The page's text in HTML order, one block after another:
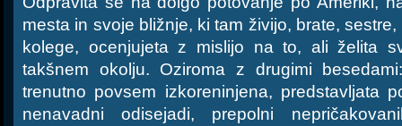
mesta in svoje bližnje, ki tam živijo, brate,
kolege, ocenjujeta z mislijo na to, ali želita
takšnem okolju. Oziroma z drugimi
trenutno povsem izkoreninjena, predstavljata
nenavadni odisejadi, prepolni